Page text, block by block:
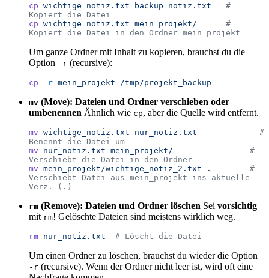
cp wichtige_notiz.txt backup_notiz.txt
   #
Kopiert die Datei
cp wichtige_notiz.txt mein_projekt/
      #
Kopiert die Datei in den Ordner mein_projekt
Um ganze Ordner mit Inhalt zu kopieren, brauchst du die
Option -r (recursive):
cp -r mein_projekt /tmp/projekt_backup
mv (Move): Dateien und Ordner verschieben oder
umbenennen Ähnlich wie cp, aber die Quelle wird entfernt.
mv wichtige_notiz.txt nur_notiz.txt
             #
Benennt die Datei um
mv nur_notiz.txt mein_projekt/
                #
Verschiebt die Datei in den Ordner
mv mein_projekt/wichtige_notiz_2.txt .
        #
Verschiebt Datei aus mein_projekt ins aktuelle
Verz. (.)
rm (Remove): Dateien und Ordner löschen Sei vorsichtig
mit rm! Gelöschte Dateien sind meistens wirklich weg.
rm nur_notiz.txt
  # Löscht die Datei
Um einen Ordner zu löschen, brauchst du wieder die Option
-r (recursive). Wenn der Ordner nicht leer ist, wird oft eine